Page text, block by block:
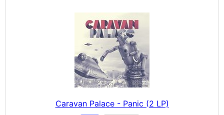
Caravan Palace - Panic (2 LP)